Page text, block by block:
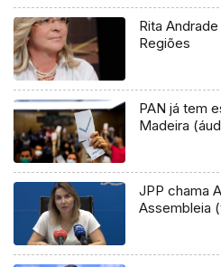
Rita
Regiões
PAN já tem
Madeira
JPP chama
Assembleia